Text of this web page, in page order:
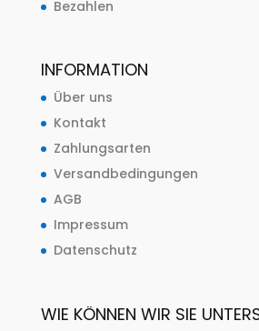
Bezahlen
INFORMATION
Über uns
Kontakt
Zahlungsarten
Versandbedingungen
AGB
Impressum
Datenschutz
WIE KÖNNEN WIR SIE